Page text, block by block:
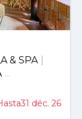
& SPA
...
31 déc. 26